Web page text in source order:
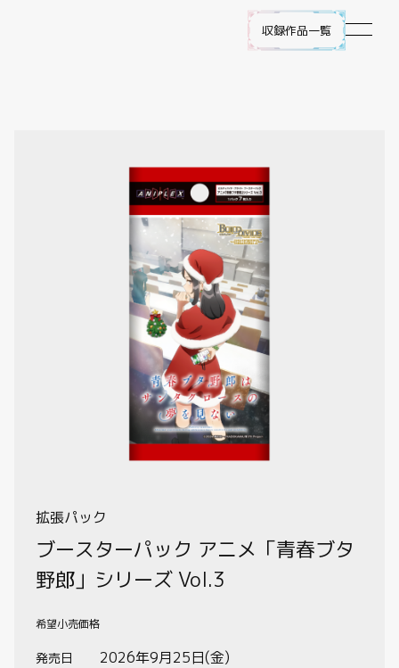
収録作品一覧
遊び方
ビルディバイド -ブライト- とは
ゲームプレイ
FAQ
エラッタ
制限・禁止カード
カード検索・デッキ構築
デッキ検索
大会・イベント
拡張パック
ブースターパック アニメ「青春ブタ
野郎」シリーズ Vol.3
希望小売価格
発売日 2026年9月25日(金)